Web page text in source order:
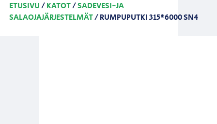
ETUSIVU/KATOT/SADEVESI-JA
SALAOJAJÄRJESTELMÄT/ RUMPUPUTKI 315*6000 SN4